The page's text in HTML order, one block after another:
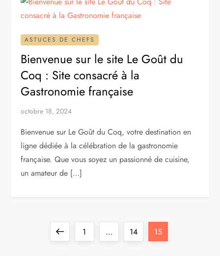
ASTUCES DE CHEFS
Bienvenue sur le site Le Goût du
Coq : Site consacré à la
Gastronomie française
octobre 18, 2024
Bienvenue sur Le Goût du Coq, votre destination en
ligne dédiée à la célébration de la gastronomie
française. Que vous soyez un passionné de cuisine,
un amateur de […]
PreviousPage
1 … Page
14 Page
15